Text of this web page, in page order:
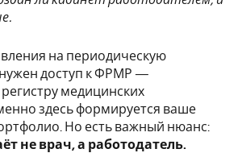
на периодическую
доступ к ФРМР —
медицинских
здесь формируется ваше
Но есть важный нюанс:
не врач, а работодатель.